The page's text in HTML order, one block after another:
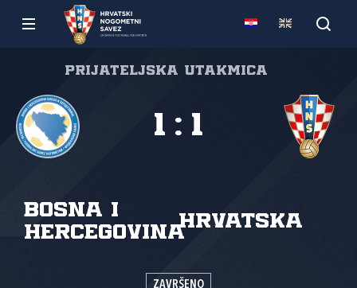
Prijateljska utakmica
Bosna i
Hercegovina
Hrvatska
1 : 1
ZAVRŠENO